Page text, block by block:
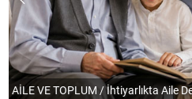
AİLE VE TOPLUM / İhtiyarlıkta Aile